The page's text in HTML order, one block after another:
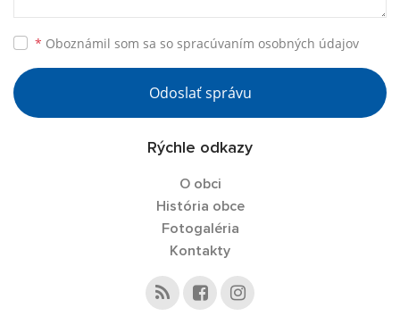
* Oboznámil som sa so spracúvaním osobných údajov
Odoslať správu
Rýchle odkazy
O obci
História obce
Fotogaléria
Kontakty